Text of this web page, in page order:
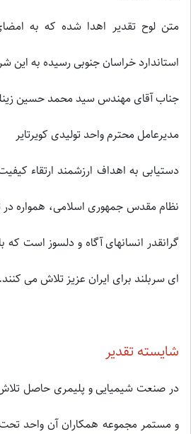
متن لوح تقدیر اهدا شده که به
استاندارد خراسان جنوبی رسیده به
جناب آقای مهندس سید محمد حسین
مدیرعامل محترم واحد تولیدی کویرتایر
دستیابی به اهداف ارزشمند ارتقاء
نظام مقدس جمهوری اسلامی، همواره در
گرانقدر انسانهای آگاه و دلسوز است که
ای سربلند برای ایران عزیز تلاش می
واحد
شایسته تقدیر
در صنعت شیمیایی و پلیمری حاصل
و مستمر مجموعه همکاران آن واحد تحت